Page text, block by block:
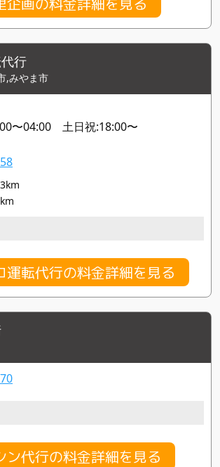
行
,みやま市
〜04:00 土日祝:18:00〜
運転代行の料金詳細を見る
ン代行の料金詳細を見る